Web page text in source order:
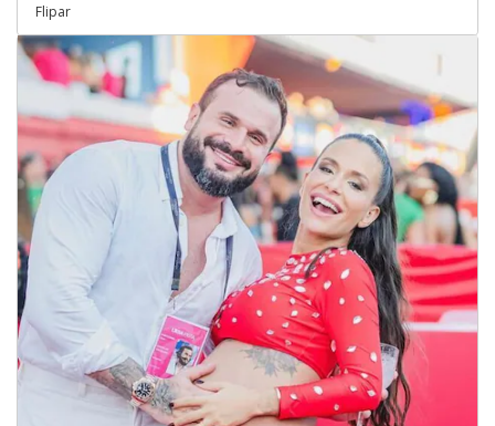
Flipar